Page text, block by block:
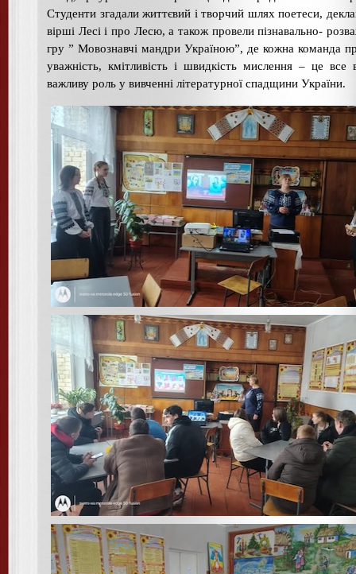
Студенти згадали життєвий і творчий шлях поетеси,
вірші Лесі і про Лесю, а також провели пізнавально-
гру ” Мовознавчі мандри Україною”, де кожна команда
уважність, кмітливість і швидкість мислення – це все
важливу роль у вивченні літературної спадщини України.